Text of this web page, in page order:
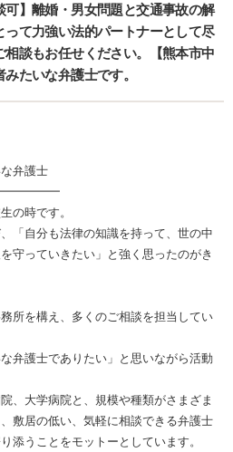
可】離婚・男女問題と交通事故の解
て力強い法的パートナーとして尽
談もお任せください。【熊本市中
たいな弁護士です。
弁護士
の時です。
「自分も法律の知識を持って、世の中
守っていきたい」と強く思ったのがき
所を構え、多くのご相談を担当してい
弁護士でありたい」と思いながら活動
、大学病院と、規模や種類がさまざま
敷居の低い、気軽に相談できる弁護士
添うことをモットーとしています。